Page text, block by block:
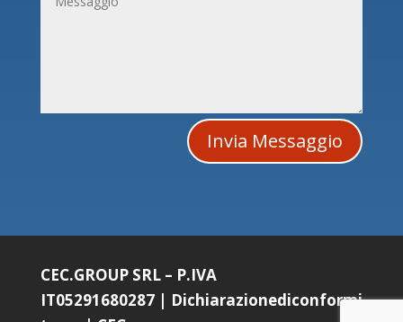
Invia Messaggio
CEC.GROUP SRL – P.IVA
IT05291680287| Dichiarazionediconformi